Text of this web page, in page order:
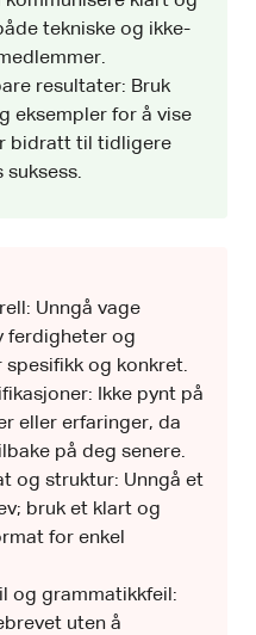
tekniske og ikke-
resultater: Bruk
eksempler for å vise
bidratt til tidligere
suksess.
Unngå vage
ferdigheter og
og konkret.
Ikke pynt på
eller erfaringer, da
på deg senere.
og struktur: Unngå et
bruk et klart og
for enkel
og grammatikkfeil:
uten å